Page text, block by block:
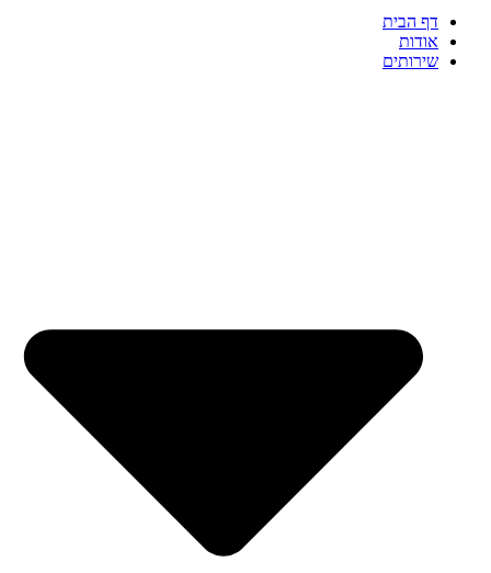
דף הבית
אודות
שירותים